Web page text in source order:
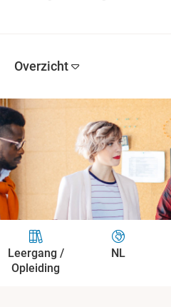
Overzicht
Leergang /
Opleiding
NL